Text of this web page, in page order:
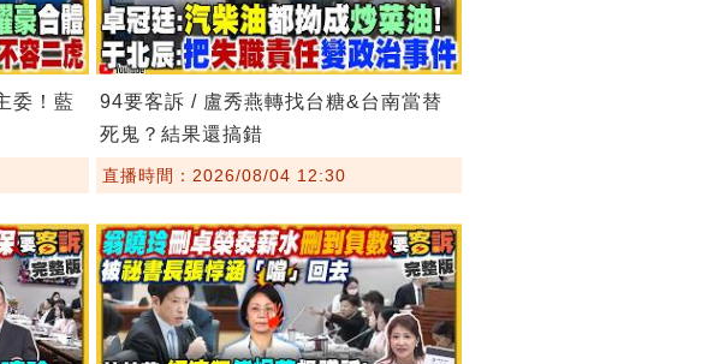
委！藍
94要客訴 / 盧秀燕轉找台糖&台南當替
死鬼？結果還搞錯
直播時間：2026/08/04 12:30